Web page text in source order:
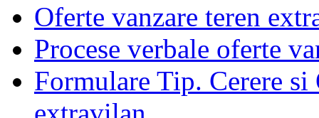
Oferte vanzare teren
Procese verbale oferte
Formulare Tip. Cerere si